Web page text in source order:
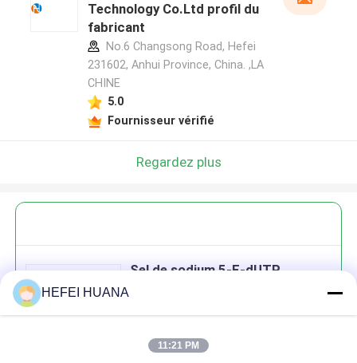
Technology Co.Ltd profil du
fabricant
No.6 Changsong Road, Hefei
231602, Anhui Province, China. ,LA
CHINE
5.0
Fournisseur vérifié
Regardez plus
Sel de sodium 5-F-dUTP
HEFEI HUANA
11:21 PM